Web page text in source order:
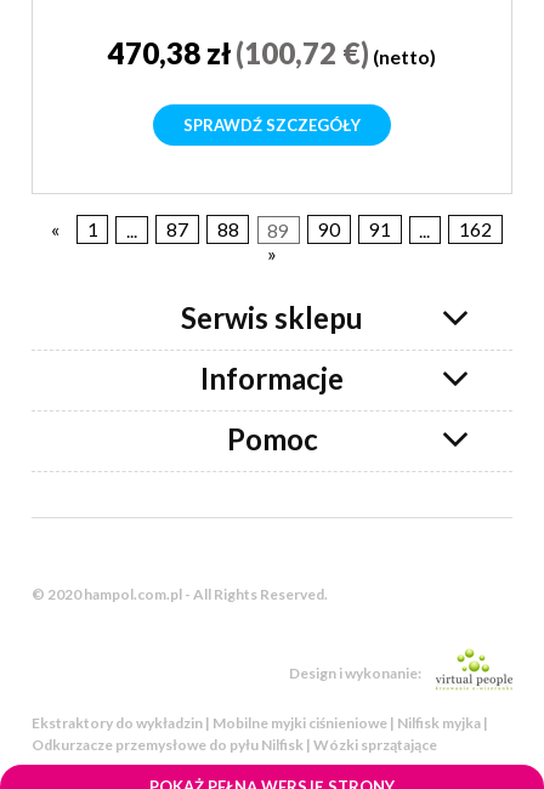
470,38 zł(100,72 €) (netto)
SPRAWDŹ SZCZEGÓŁY
« 1 87 88 89 90 91
162
»
Serwis sklepu
Informacje
Pomoc
© 2020 hampol.com.pl - All Rights Reserved.
Design i wykonanie:
Ekstraktory do wykładzin | Mobilne myjki ciśnieniowe | Nilfisk myjka |
Odkurzacze przemysłowe do pyłu Nilfisk | Wózki sprzątające